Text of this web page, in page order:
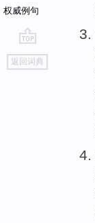
权威例句
go
top
返回词典